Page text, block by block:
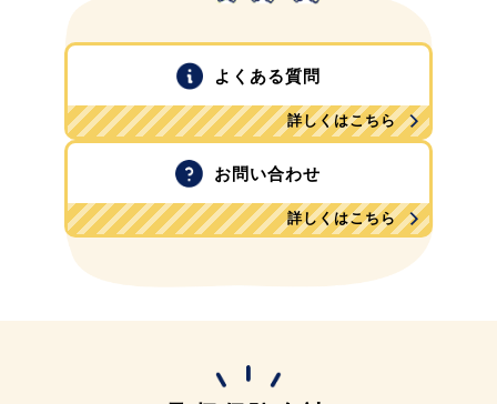
よくある質問
詳しくはこちら
お問い合わせ
詳しくはこちら